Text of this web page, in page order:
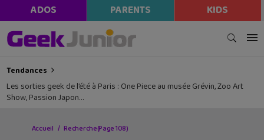
ADOS PARENTS KIDS
Tendances
Les sorties geek de l’été à Paris : One Piece au musée Grévin, Zoo Art
Show, Passion Japon…
Accueil Recherche(Page 108)